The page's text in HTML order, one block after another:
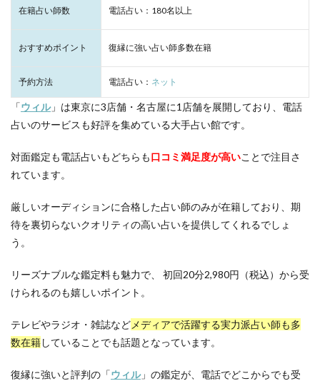
在籍占い師数 電話占い：180名以上
おすすめポイント 復縁に強い占い師多数在籍
予約方法 電話占い： ネット
「ウィル」は東京に3店舗・名古屋に1店舗を展開しており、電話
占いのサービスも好評を集めている大手占い館です。
対面鑑定も電話占いもどちらも口コミ満足度が高いことで注目さ
れています。
厳しいオーディションに合格した占い師のみが在籍しており、期
待を裏切らないクオリティの高い占いを提供してくれるでしょ
う。
リーズナブルな鑑定料も魅力で、 初回20分2,980円（税込）から受
けられるのも嬉しいポイント。
テレビやラジオ・雑誌など メディアで活躍する実力派占い師も多
数在籍していることでも話題となっています。
復縁に強いと評判の「ウィル」の鑑定が、電話でどこからでも受